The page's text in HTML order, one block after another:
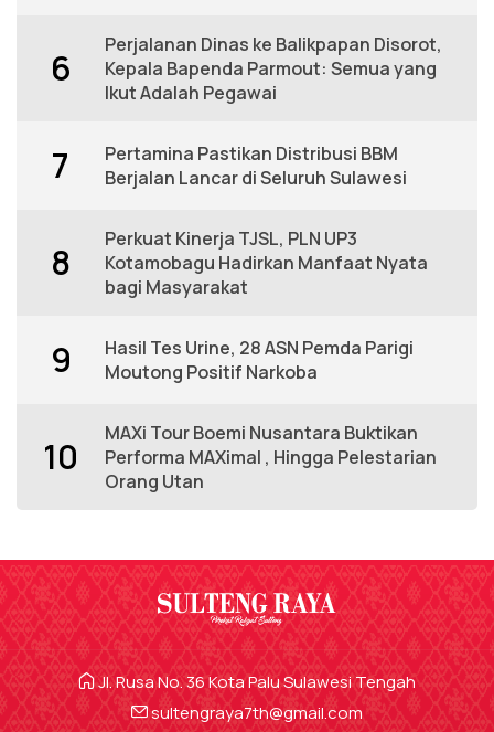
6
Perjalanan Dinas ke Balikpapan Disorot,
Kepala Bapenda Parmout: Semua yang
Ikut Adalah Pegawai
7
Pertamina Pastikan Distribusi BBM
Berjalan Lancar di Seluruh Sulawesi
8
Perkuat Kinerja TJSL, PLN UP3
Kotamobagu Hadirkan Manfaat Nyata
bagi Masyarakat
9
Hasil Tes Urine, 28 ASN Pemda Parigi
Moutong Positif Narkoba
10
MAXi Tour Boemi Nusantara Buktikan
Performa MAXimal , Hingga Pelestarian
Orang Utan
Jl. Rusa No. 36 Kota Palu Sulawesi Tengah
sultengraya7th@gmail.com